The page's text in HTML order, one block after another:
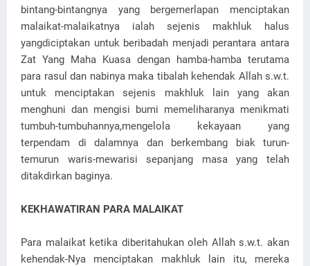
bintang-bintangnya yang bergemerlapan menciptakan
malaikat-malaikatnya ialah sejenis makhluk halus
yangdiciptakan untuk beribadah menjadi perantara antara
Zat Yang Maha Kuasa dengan hamba-hamba terutama
para rasul dan nabinya maka tibalah kehendak Allah s.w.t.
untuk menciptakan sejenis makhluk lain yang akan
menghuni dan mengisi bumi memeliharanya menikmati
tumbuh-tumbuhannya,mengelola kekayaan yang
terpendam di dalamnya dan berkembang biak turun-
temurun waris-mewarisi sepanjang masa yang telah
ditakdirkan baginya.
KEKHAWATIRAN PARA MALAIKAT
Para malaikat ketika diberitahukan oleh Allah s.w.t. akan
kehendak-Nya menciptakan makhluk lain itu, mereka